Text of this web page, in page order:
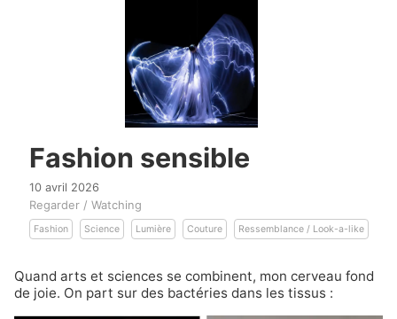
Fashion sensible
10 avril 2026
Regarder / Watching
Fashion Science Lumière Couture Ressemblance / Look-a-like
Quand arts et sciences se combinent, mon cerveau fond
de joie. On part sur des bactéries dans les tissus :